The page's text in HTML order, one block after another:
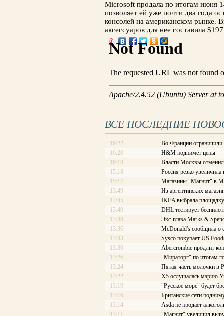
Microsoft продала по итогам июня
позволяет ей уже почти два года
консолей на американском рынке.
аксессуаров для нее составила
ВСЕ ПОСЛЕДНИЕ
16:22
Во Франции ограничили
16:20
H&M поднимет цены
16:18
Власти Москвы
15:18
Россия резко
15:17
Магазины "Магнит" в
13:49
Из аргентинских
13:45
IKEA выбрала
13:40
DHL тестирует
13:38
Экс-глава Marks &
13:36
McDonald's сообщила о
13:33
Sysco покупает US
13:30
Abercrombie продлит
13:26
"Мираторг" по итогам
13:24
Пятая часть молочки в
13:22
X5 ослушалась мэрию
13:19
"Русское море" будет
13:16
Британские сети
13:14
Asda не продает
13:11
"Магнит" увеличил